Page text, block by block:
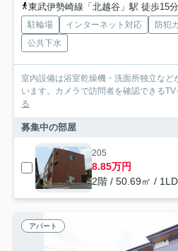
東武伊勢崎線「北越谷」駅 徒歩15分
駐輪場 インターネット対応 防犯
公共下水
室内設備は浴室乾燥機・洗面所独立など
います。カメラで訪問者を確認できる
る
募集中の部屋
205
8.85万円
2階 / 50.69㎡ /
アパート